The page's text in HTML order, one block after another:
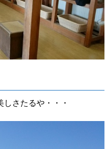
さたるや・・・